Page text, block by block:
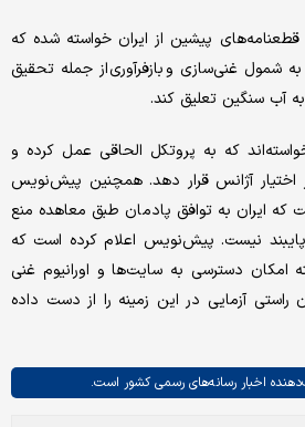
پیشین از ایران خواسته شده که
شمول غنی‌سازی و بازفرآوری از جمله تحقیق
آب سنگین تعلیق کند.
که به پروتکل الحاقی عمل کرده و
اختیار آژانس قرار دهد. همچنین پیش‌نویس
ایران به توافق پادمان طبق معاهده منع
نیست. پیش‌نویس اعلام کرده است که
۵ ماه گذشته امکان دسترسی به سایت‌ها و اورانیوم غنی
راستی آزمایی در این زمینه را از دست داده
اخبار رسانه‌های رسمی کشور است.